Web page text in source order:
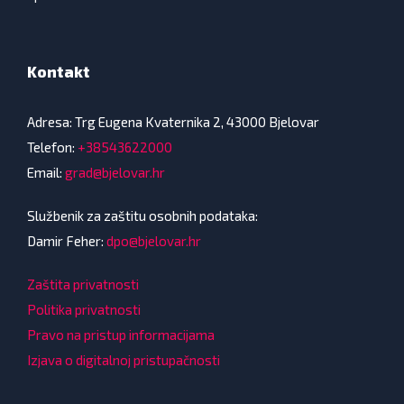
Kontakt
Adresa: Trg Eugena Kvaternika 2, 43000 Bjelovar
Telefon: +38543622000
Email: grad@bjelovar.hr
Službenik za zaštitu osobnih podataka:
Damir Feher: dpo@bjelovar.hr
Zaštita privatnosti
Politika privatnosti
Pravo na pristup informacijama
Izjava o digitalnoj pristupačnosti